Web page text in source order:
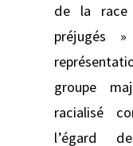
de la race
préjugés
groupe
racialisé
l’égard